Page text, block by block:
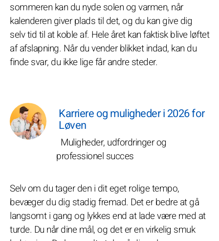
sommeren kan du nyde solen og varmen, når
kalenderen giver plads til det, og du kan give dig
selv tid til at koble af. Hele året kan faktisk blive løftet
af afslapning. Når du vender blikket indad, kan du
finde svar, du ikke lige får andre steder.
Karriere og muligheder i 2026 for
Løven
Muligheder, udfordringer og
professionel succes
Selv om du tager den i dit eget rolige tempo,
bevæger du dig stadig fremad. Det er bedre at gå
langsomt i gang og lykkes end at lade være med at
turde. Du når dine mål, og det er en virkelig smuk